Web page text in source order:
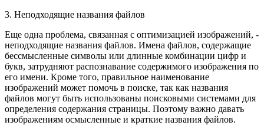
3. Неподходящие названия файлов
Еще одна проблема, связанная с оптимизацией изображений, -
неподходящие названия файлов. Имена файлов, содержащие
бессмысленные символы или длинные комбинации цифр и
букв, затрудняют распознавание содержимого изображения по
его имени. Кроме того, правильное наименование
изображений может помочь в поиске, так как названия
файлов могут быть использованы поисковыми системами для
определения содержания страницы. Поэтому важно давать
изображениям осмысленные и краткие названия файлов.